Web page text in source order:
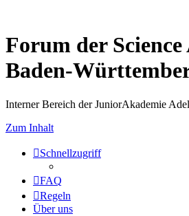
Forum der Science
Baden-
Interner Bereich der JuniorAkademie
Zum Inhalt
Schnellzugriff
FAQ
Regeln
Über uns